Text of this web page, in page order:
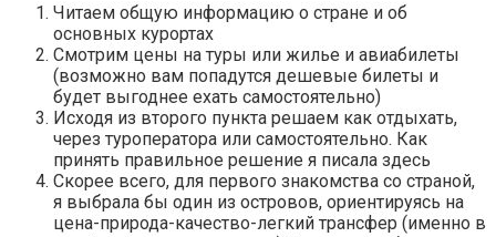
Читаем общую информацию о стране и об
основных курортах
Смотрим цены на туры или жилье и авиабилеты
(возможно вам попадутся дешевые билеты и
будет выгоднее ехать самостоятельно)
Исходя из второго пункта решаем как отдыхать,
через туроператора или самостоятельно. Как
принять правильное решение я писала здесь
Скорее всего, для первого знакомства со страной,
я выбрала бы один из островов, ориентируясь на
цена-природа-качество-легкий трансфер (именно в